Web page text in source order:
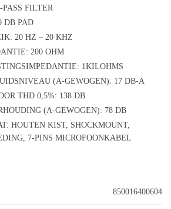
FILTER
DB PAD
20 HZ – 20 KHZ
200 OHM
1KILOHMS
(A-GEWOGEN): 17 DB-A
THD 0,5%: 138 DB
(A-GEWOGEN): 78 DB
HOUTEN KIST, SHOCKMOUNT,
7-PINS MICROFOONKABEL
850016400604